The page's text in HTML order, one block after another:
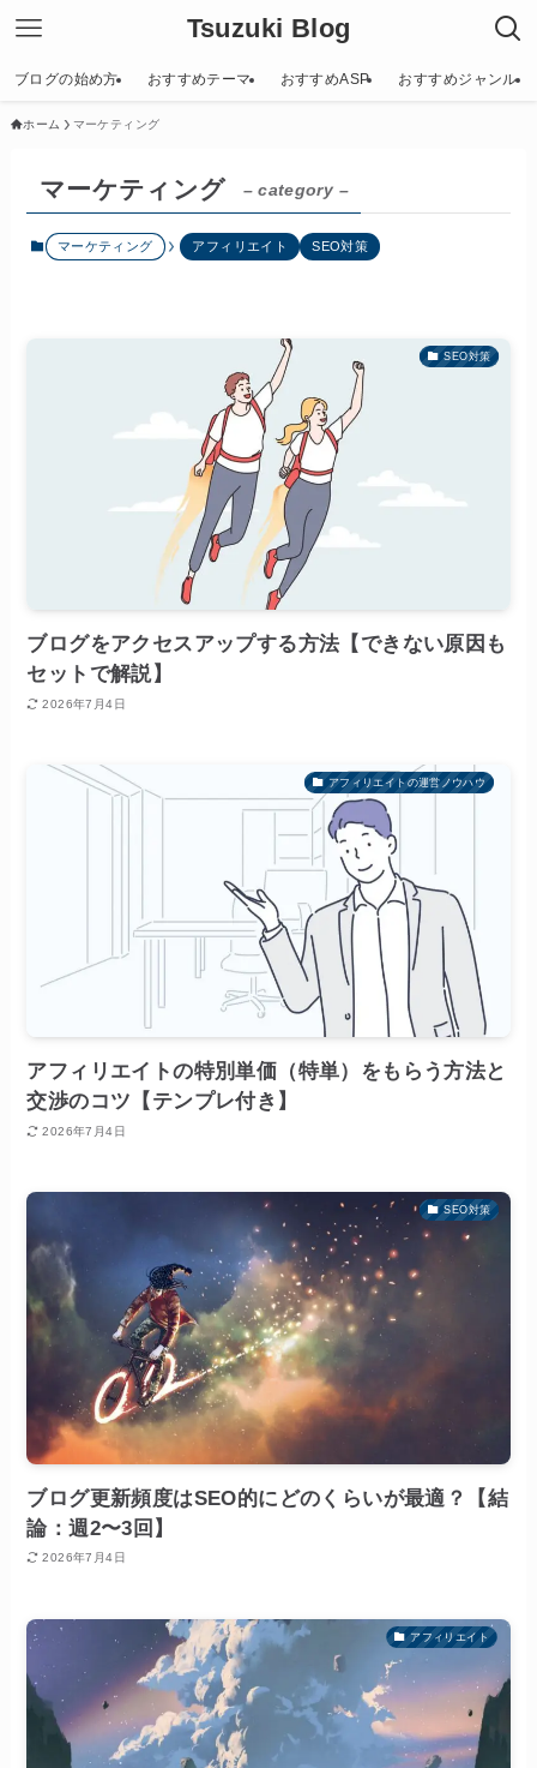
Tsuzuki Blog
ブログの始め方 おすすめテーマ おすすめASP おすすめジャンル
ホーム マーケティング
マーケティング – category –
マーケティング アフィリエイト SEO対策
SEO対策
ブログをアクセスアップする方法【できない原因も
セットで解説】
2026年7月4日
アフィリエイトの運営ノウハウ
アフィリエイトの特別単価（特単）をもらう方法と
交渉のコツ【テンプレ付き】
2026年7月4日
SEO対策
ブログ更新頻度はSEO的にどのくらいが最適？【結
論：週2〜3回】
2026年7月4日
アフィリエイト